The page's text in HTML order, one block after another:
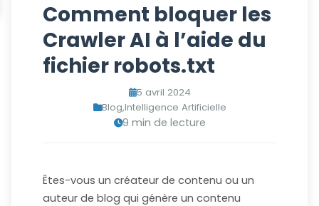
Comment bloquer les
Crawler AI à l’aide du
fichier robots.txt
5 avril 2024
Blog,Intelligence Artificielle
9 min de lecture
Êtes-vous un créateur de contenu ou un
auteur de blog qui génère un contenu